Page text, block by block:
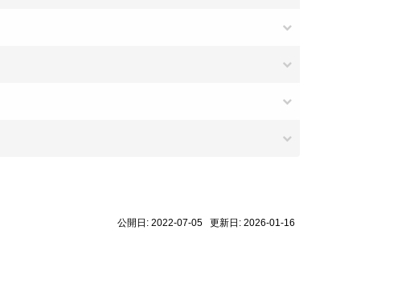
公開日: 2022-07-05 更新日: 2026-01-16